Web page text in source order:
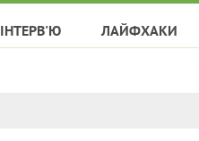
ІНТЕРВ'Ю ЛАЙФХАКИ